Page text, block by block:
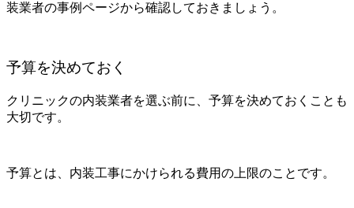
装業者の事例ページから確認しておきましょう。
予算を決めておく
クリニックの内装業者を選ぶ前に、予算を決めておくことも
大切です。
予算とは、内装工事にかけられる費用の上限のことです。